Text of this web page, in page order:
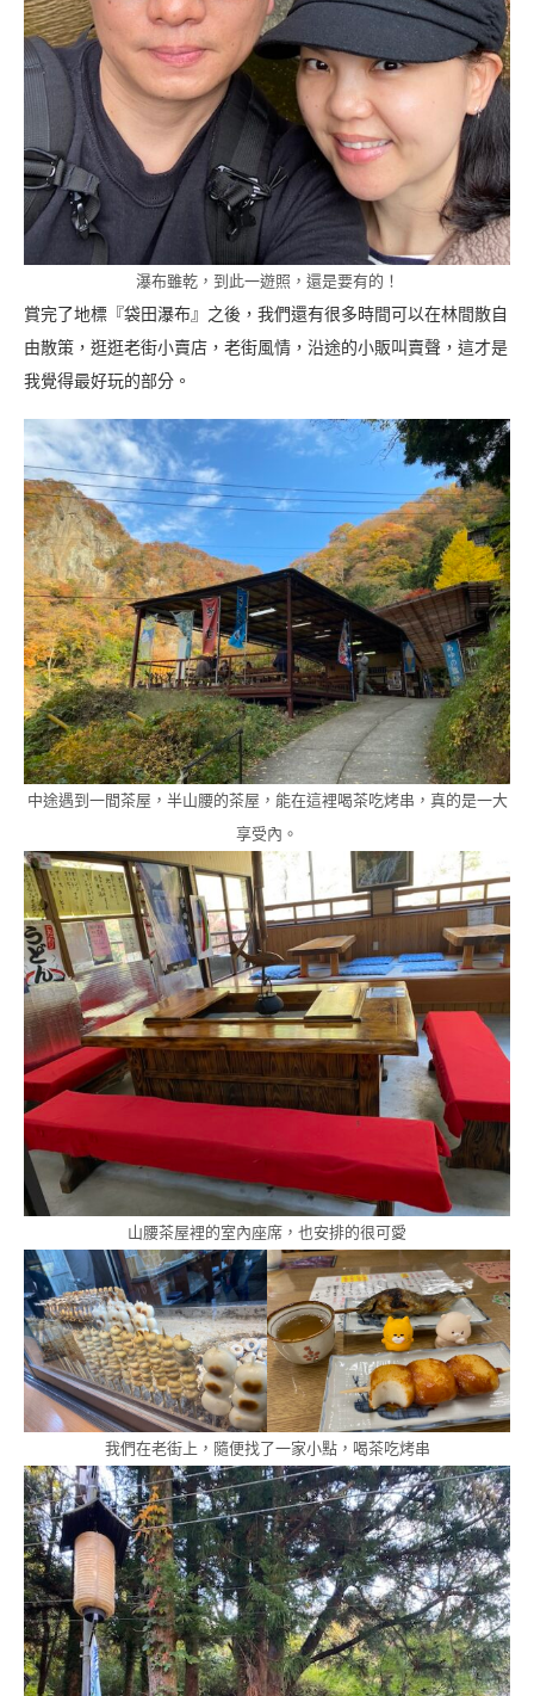
瀑布雖乾，到此一遊照，還是要有的！
賞完了地標『袋田瀑布』之後，我們還有很多時間可以在林間散自
由散策，逛逛老街小賣店，老街風情，沿途的小販叫賣聲，這才是
我覺得最好玩的部分。
中途遇到一間茶屋，半山腰的茶屋，能在這裡喝茶吃烤串，真的是一大
享受內。
山腰茶屋裡的室內座席，也安排的很可愛
我們在老街上，隨便找了一家小點，喝茶吃烤串